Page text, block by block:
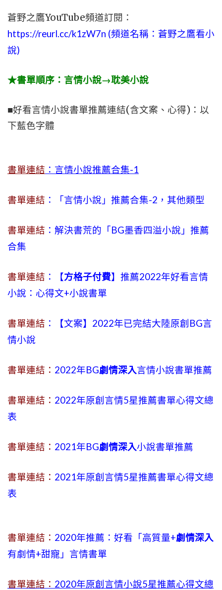
蒼野之鷹YouTube頻道訂閱：
https://reurl.cc/k1zW7n (頻道名稱：蒼野之鷹看小
說)
★書單順序：言情小說→耽美小說
■好看言情小說書單推薦連結(含文案、心得)：以
下藍色字體
書單連結 ：言情小說推薦合集-1
書單連結 ：「言情小說」推薦合集-2，其他類型
書單連結 ：解決書荒的「BG墨香四溢小說」推薦
合集
書單連結 ：【方格子付費】推薦2022年好看言情
小說：心得文+小說書單
書單連結 ：【文案】2022年已完結大陸原創BG言
情小說
書單連結： 2022年BG劇情深入言情小說書單推薦
書單連結： 2022年原創言情5星推薦書單心得文總
表
書單連結： 2021年BG劇情深入小說書單推薦
書單連結： 2021年原創言情5星推薦書單心得文總
表
書單連結： 2020年推薦：好看「高質量+劇情深入
有劇情+甜寵」言情書單
書單連結： 2020年原創言情小說5星推薦心得文總